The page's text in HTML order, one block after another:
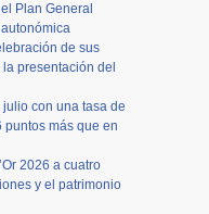
Plan General
de sus
presentación del
con una tasa de
puntos más que en
2026 a cuatro
y el patrimonio